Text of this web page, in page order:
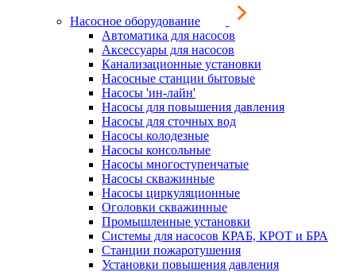
Насосное оборудование
Автоматика для насосов
Аксессуары для насосов
Канализационные установки
Насосные станции бытовые
Насосы 'ин-лайн'
Насосы для повышения давления
Насосы для сточных вод
Насосы колодезные
Насосы консольные
Насосы многоступенчатые
Насосы скважинные
Насосы циркуляционные
Оголовки скважинные
Промышленные установки
Системы для насосов КРАБ, КРОТ и БРА
Станции пожаротушения
Установки повышения давления